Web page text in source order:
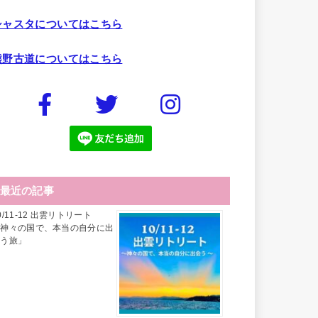
ャスタについてはこちら
野古道についてはこちら
最近の記事
11-12 出雲リトリート
々の国で、本当の自分に出
旅」